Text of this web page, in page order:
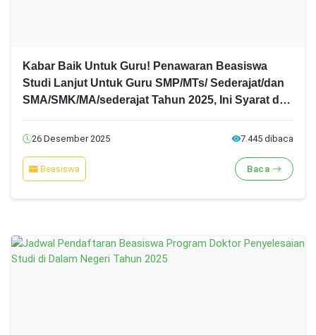
Kabar Baik Untuk Guru! Penawaran Beasiswa
Studi Lanjut Untuk Guru SMP/MTs/ Sederajat/dan
SMA/SMK/MA/sederajat Tahun 2025, Ini Syarat dan
26 Desember 2025 7.445 dibaca
Beasiswa Baca